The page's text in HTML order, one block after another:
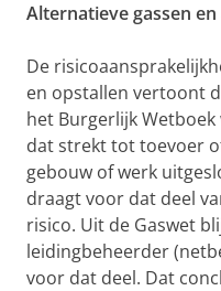
Alternatieve gassen
De
en opstallen vertoont
het Burgerlijk
dat strekt tot toevoer
gebouw of werk
draagt voor dat deel
risico. Uit de Gaswet
leidingbeheerder
voor dat deel. Dat